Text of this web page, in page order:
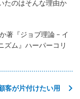
たのはそんな理由か
著『ジョブ理論 – イ
ズム』ハーパーコリ
客が片付けたい用